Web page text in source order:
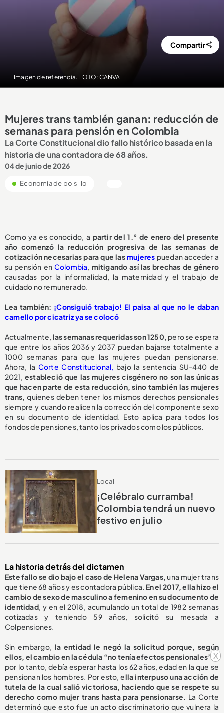
x
Imagen de referencia. FOTO: CANVA
Compartir
Mujeres trans también ganan: reducción de
semanas para pensión en Colombia
La Corte Constitucional dio fallo histórico basada en la
historia de una contadora de 68 años.
04 de junio de 2026
Economia de bolsillo
Como ya es conocido, a partir del 1.° de enero del presente
año comenzó la reducción progresiva de las semanas de
cotización necesarias para que lasmujeres puedan acceder a
su pensión en Colombia, mitigando así las brechas de género
causadas por la informalidad, la maternidad y el trabajo de
cuidado no remunerado.
Lea también: ¡Consiguió trabajo! El paisa al que no le daban
camello por cicatriz ya se colocó
Actualmente, las semanas requeridas son 1250, pero se espera
que entre los años 2036 y 2037 puedan bajarse totalmente a
1000 semanas para que las mujeres puedan pensionarse.
Ahora, la Corte Constitucional, bajo la sentencia SU-440 de
2021, estableció que las mujeres cisgénero no son las únicas
que hacen parte de esta reducción, sino también las mujeres
trans,quienes deben tener los mismos derechos pensionales
siempre y cuando realicen la corrección del componente sexo
en su documento de identidad. Esto aplica para todos los
fondos de pensiones, tanto los privados como los públicos.
Local
¡Celébralo curramba!
Colombia tendrá un nuevo
festivo en julio
La historia detrás del dictamen
Este fallo se dio bajo el caso de Helena Vargas,una mujer trans
que tiene 68 años y es contadora pública. En el 2017, ella hizo el
cambio de sexo de masculino a femenino en su documento de
identidad, y en el 2018, acumulando un total de 1982 semanas
cotizadas y teniendo 59 años, solicitó su mesada a
Colpensiones.
Sin embargo, la entidad le negó la solicitud porque, según
ellos, el cambio en la cédula “no tenía efectos pensionales” y,
por lo tanto, debía esperar hasta los 62 años, edad en la que se
pensionan los hombres. Por esto, ella interpuso una acción de
tutela de la cual salió victoriosa, haciendo que se respete su
derecho como mujer trans hasta para pensionarse. La Corte
determinó que esto fue un acto discriminatorio que vulnera la